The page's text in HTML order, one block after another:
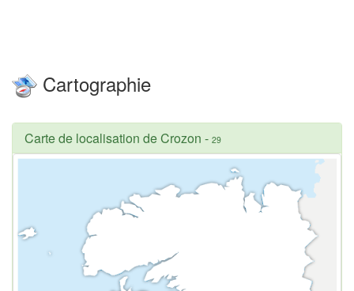
Cartographie
Carte de localisation de Crozon - 29